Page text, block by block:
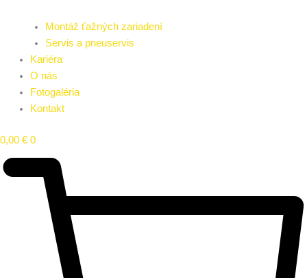
Montáž ťažných zariadení
Servis a pneuservis
Kariéra
O nás
Fotogaléria
Kontakt
0,00 € 0